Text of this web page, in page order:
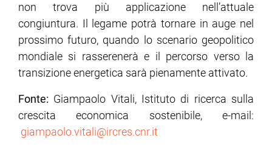
non trova più applicazione nell’attuale
congiuntura. Il legame potrà tornare in auge nel
prossimo futuro, quando lo scenario geopolitico
mondiale si rasserenerà e il percorso verso la
transizione energetica sarà pienamente attivato.
Fonte: Giampaolo Vitali, Istituto di ricerca sulla
crescita economica sostenibile, e-mail:
giampaolo.vitali@ircres.cnr.it